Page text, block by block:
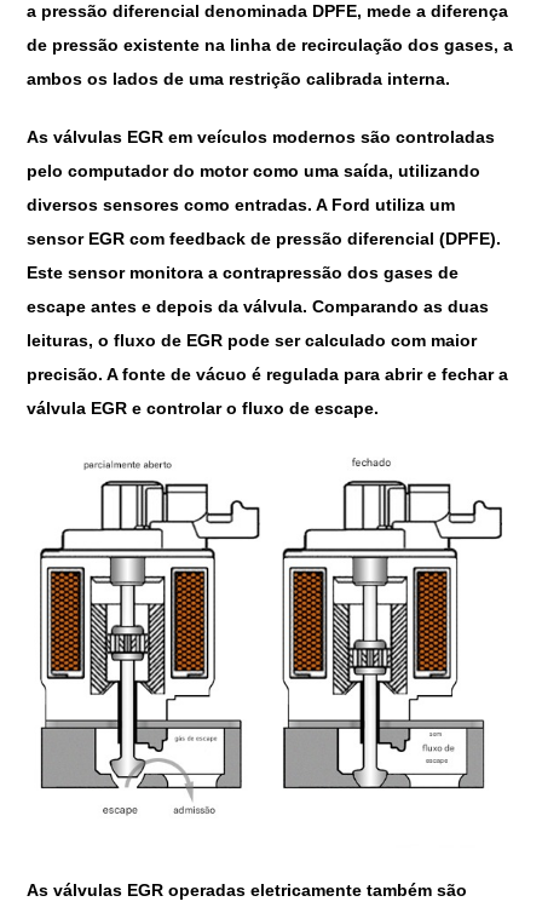
a pressão diferencial denominada DPFE, mede a diferença
de pressão existente na linha de recirculação dos gases, a
ambos os lados de uma restrição calibrada interna.
As válvulas EGR em veículos modernos são controladas
pelo computador do motor como uma saída, utilizando
diversos sensores como entradas. A Ford utiliza um
sensor EGR com feedback de pressão diferencial (DPFE).
Este sensor monitora a contrapressão dos gases de
escape antes e depois da válvula. Comparando as duas
leituras, o fluxo de EGR pode ser calculado com maior
precisão. A fonte de vácuo é regulada para abrir e fechar a
válvula EGR e controlar o fluxo de escape.
As válvulas EGR operadas eletricamente também são